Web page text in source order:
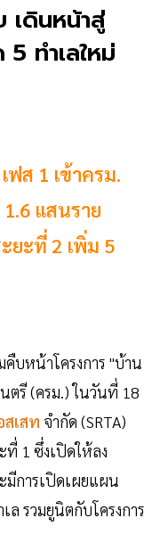
เดินหน้าสู่
5 ทำเลใหม่
ส 1 เข้าครม.
แสนราย
ยะที่ 2 เพิ่ม 5
คืบหน้าโครงการ "บ้าน
รี (ครม.) ในวันที่ 18
สเสท จำกัด (SRTA)
ที่ 1 ซึ่งเปิดให้ลง
การเปิดเผยแผน
ล รวมยูนิตกับโครงการ